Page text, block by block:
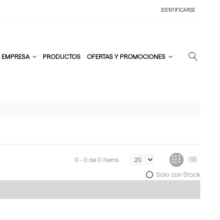
IDENTIFICARSE
EMPRESA PRODUCTOS OFERTAS Y PROMOCIONES
0 - 0 de 0 items
Solo con Stock